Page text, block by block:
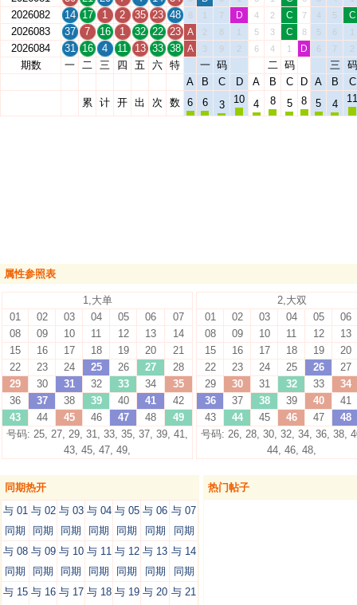
2026082 14 17 1 2 35 23 48 6 1 7 D 4 2 C 7 4 5 C
2026083 37 7 16 1 32 22 23 A 2 8 1 5 3 C 8 5 6 1
2026084 31 16 4 11 13 33 38 A 3 9 2 6 4 1 D 6 7 2
期数 一 二 三 四 五 六 特 一 码 二 码 三
码
A
B C D A B C D A B
C
累
计 开 出 次 数 6 6 3 10 4 8 5 8 5 4 11
属性参照表
1,大单
01
02 03 04 05 06
07
08
09 10 11 12 13
14
15
16 17 18 19 20
21
22
23 24 25 26 27
28
29
30 31 32 33 34
35
36
37 38 39 40 41
42
43
44 45 46 47 48
49
号码: 25, 27, 29, 31, 33, 35, 37, 39, 41,
43, 45, 47, 49,
2,大双
01
02 03 04 05
06
08
09 10 11 12
13
15
16 17 18 19
20
22
23 24 25 26
27
29
30 31 32 33
34
36
37 38 39 40
41
43
44 45 46 47
48
号码: 26, 28, 30, 32, 34, 36, 38,
44, 46, 48,
同期热开
与 01
同期
与 02
同期
与 03
同期
与 04
同期
与 05
同期
与 06
同期
与 07
同期
与 08
同期
与 09
同期
与 10
同期
与 11
同期
与 12
同期
与 13
同期
与 14
同期
与 15 与 16 与 17 与 18 与 19 与 20 与 21
热门帖子